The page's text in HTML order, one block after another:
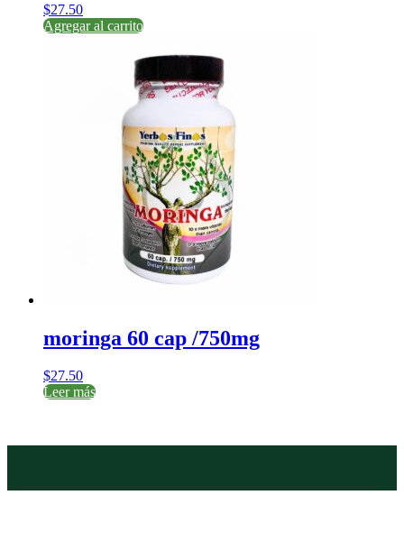
$27.50
Agregar al carrito
moringa 60 cap /750mg
$27.50
Leer más